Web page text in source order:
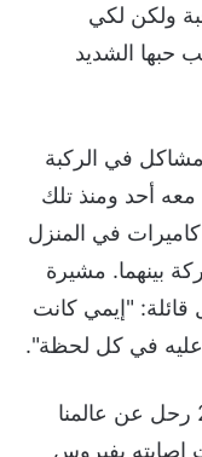
ولكن لكي
حبها الشديد
مشاكل في الركبة
أحد ومنذ تلك
في المنزل
بينهما. مشيرة
قائلة: "إيمي كانت
عليه في كل لحظة".
ويوم 20 مايو من العام الماضي 2021 رحل عن عالمنا
إصابته بفيروس